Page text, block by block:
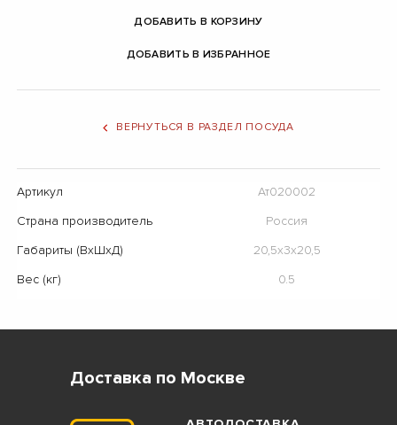
ДОБАВИТЬ В КОРЗИНУ
ДОБАВИТЬ В ИЗБРАННОЕ
ВЕРНУТЬСЯ В РАЗДЕЛ ПОСУДА
Артикул
Ат020002
Страна производитель
Россия
Габариты (ВхШхД)
20,5х3х20,5
Вес (кг)
0.5
Доставка по Москве